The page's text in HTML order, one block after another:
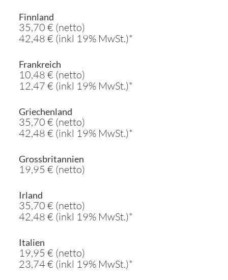
Finnland
35,70 € (netto)
42,48 € (inkl 19% MwSt.)*
Frankreich
10,48 € (netto)
12,47 € (inkl 19% MwSt.)*
Griechenland
35,70 € (netto)
42,48 € (inkl 19% MwSt.)*
Grossbritannien
19,95 € (netto)
Irland
35,70 € (netto)
42,48 € (inkl 19% MwSt.)*
Italien
19,95 € (netto)
23,74 € (inkl 19% MwSt.)*